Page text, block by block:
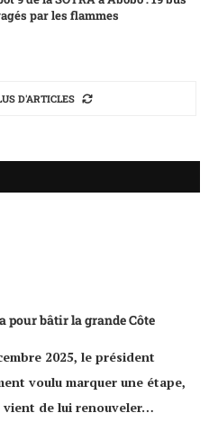
par les flammes
D'ARTICLES
pour bâtir la grande Côte
2025, le président
voulu marquer une étape,
vient de lui renouveler…